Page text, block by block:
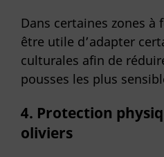
Dans certaines zones
être utile d’adapter
culturales afin de
pousses les plus
4. Protection
oliviers